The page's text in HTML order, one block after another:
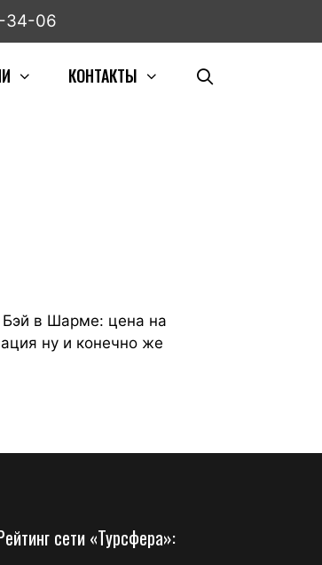
34-06
КОНТАКТЫ
Бэй в Шарме: цена на
ну и конечно же
сети «Турсфера»: